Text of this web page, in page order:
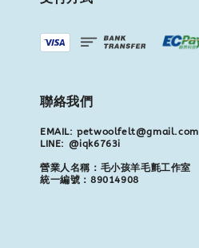
聯絡我們
EMAIL: petwoolfelt@gmail.com
LINE: @iqk6763i
營業人名稱：毛小孩羊毛氈工作室
統一編號：89014908